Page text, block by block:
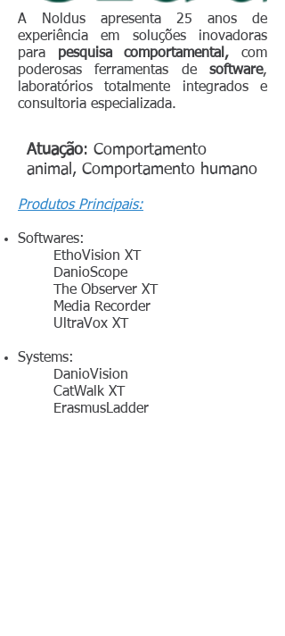
A Noldus apresenta 25 anos de
experiência em soluções inovadoras
para pesquisa comportamental, com
poderosas ferramentas de software,
laboratórios totalmente integrados e
consultoria especializada.
Atuação: Comportamento
animal, Comportamento humano
Produtos Principais:
Softwares:
EthoVision XT
DanioScope
The Observer XT
Media Recorder
UltraVox XT
Systems:
DanioVision
CatWalk XT
ErasmusLadder